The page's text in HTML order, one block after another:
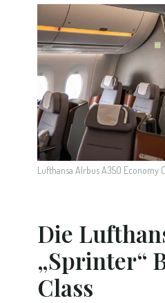
Lufthansa AIrbus A350 Economy
Die
„Sprinter“
Class